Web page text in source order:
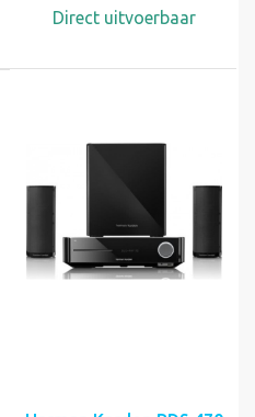
Direct uitvoerbaar